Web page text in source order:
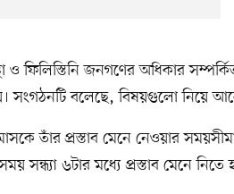
ও ফিলিস্তিনি জনগণের অধিকার
সংগঠনটি বলেছে, বিষয়গুলো নিয়ে
তাঁর প্রস্তাব মেনে নেওয়ার
সন্ধ্যা ৬টার মধ্যে প্রস্তাব মেনে